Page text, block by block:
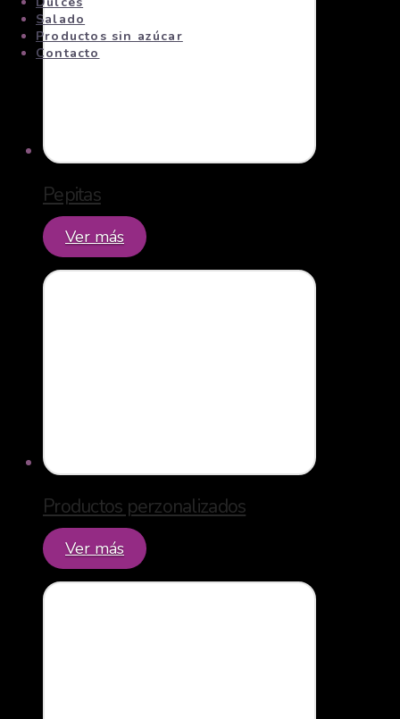
Salado
Productos sin azúcar
Contacto
Pepitas
Ver más
Productos perzonalizados
Ver más